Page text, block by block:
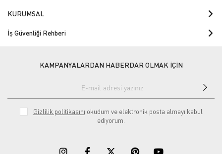
KURUMSAL
İş Güvenliği Rehberi
KAMPANYALARDAN HABERDAR OLMAK İÇİN
Gizlilik politikasını okudum ve elektronik posta almayı kabul
ediyorum.